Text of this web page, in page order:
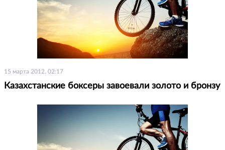
15 марта 2012, 02:17
Казахстанские боксеры завоевали золото и бронзу